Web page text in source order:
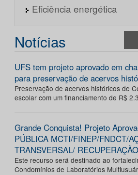
Eficiência energética
Notícias
UFS tem projeto aprovado em
para preservação de acervos
Preservação de acervos históricos de
escolar com um financiamento de R$
Grande Conquista! Projeto
PÚBLICA MCTI/FINEP/FNDCT/
TRANSVERSAL/
Este recurso será destinado ao
Condomínios de Laboratórios